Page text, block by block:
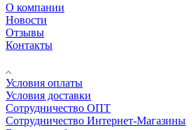
О компании
Новости
Отзывы
Контакты
Условия оплаты
Условия доставки
Сотрудничество ОПТ
Сотрудничество Интернет-Магазины